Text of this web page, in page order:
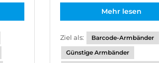
Mehr lesen
Ziel als:
Barcode-Armbänder
Günstige Armbänder